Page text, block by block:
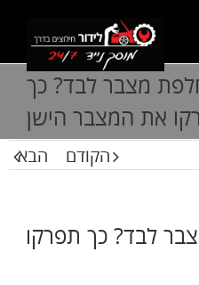
מצבר לבד? כך
את המצבר הישן
הקודם הבא
לבד? כך תפרקו